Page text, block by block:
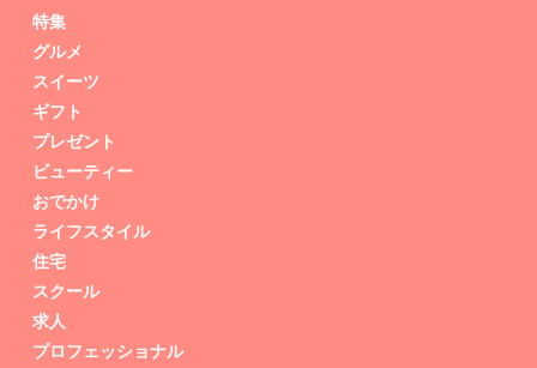
特集
グルメ
スイーツ
ギフト
プレゼント
ビューティー
おでかけ
ライフスタイル
住宅
スクール
求人
プロフェッショナル